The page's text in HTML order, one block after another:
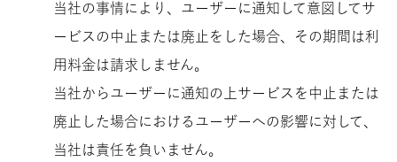
当社の事情により、ユーザーに通知して意図してサ
ービスの中止または廃止をした場合、その期間は利
用料金は請求しません。
当社からユーザーに通知の上サービスを中止または
廃止した場合におけるユーザーへの影響に対して、
当社は責任を負いません。